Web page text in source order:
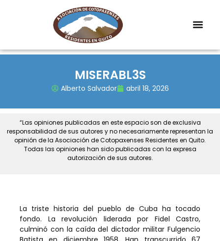
MISERABL3S
Alberto Salvador abril 18, 2026
“Las opiniones publicadas en este espacio son de exclusiva
responsabilidad de sus autores y no necesariamente representan la
opinión de la Asociación de Cotopaxenses Residentes en Quito.
Todas las opiniones han sido publicadas con la expresa
autorización de sus autores.
La triste historia del pueblo de Cuba ha tocado
fondo. La revolución liderada por Fidel Castro,
culminó con la caída del dictador militar Fulgencio